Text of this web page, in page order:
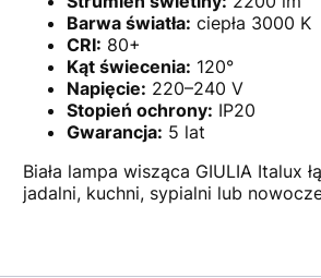
Barwa światła: ciepła 3000 K
CRI: 80+
Kąt świecenia: 120°
Napięcie: 220–240 V
Stopień ochrony: IP20
Gwarancja: 5 lat
Biała lampa wisząca GIULIA
jadalni, kuchni, sypialni lub